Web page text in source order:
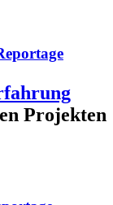
Projekten